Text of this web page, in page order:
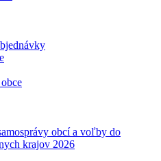
obcí a voľby do
krajov 2026